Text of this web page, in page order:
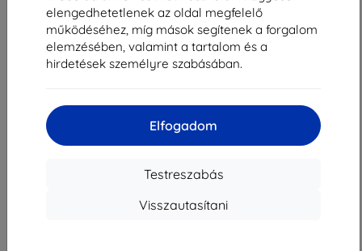
elengedhetetlenek az oldal megfelelő
működéséhez, míg mások segítenek a forgalom
elemzésében, valamint a tartalom és a
hirdetések személyre szabásában.
Elfogadom
Testreszabás
Visszautasítani
Shield-Sk s.r.o.
Rudolf Mocka utca 3750/2A
Cégjegyzékszám:46701494
ÁFA-azonosító:
SK2023549671